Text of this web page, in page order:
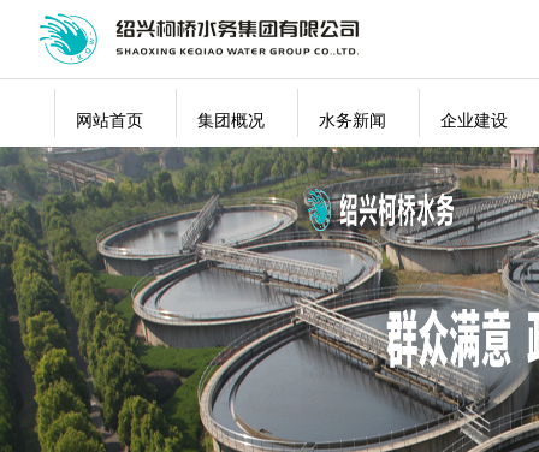
网站首页 集团概况 水务新闻 企业建设